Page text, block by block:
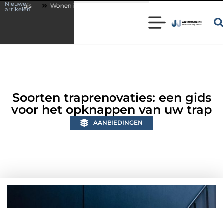
Nieuwe
artikelen
in een karakteristieke woning in Bunschoten? Controleer of je sloten
Soorten traprenovaties: een gids
voor het opknappen van uw trap
AANBIEDINGEN